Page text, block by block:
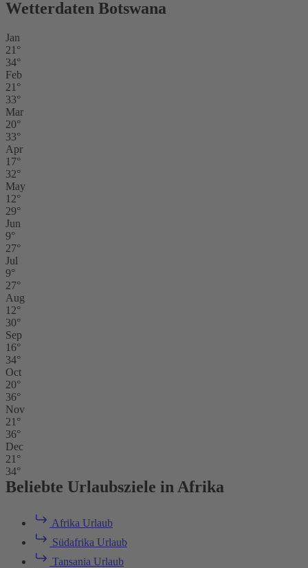
Wetterdaten Botswana
Jan
21°
34°
Feb
21°
33°
Mar
20°
33°
Apr
17°
32°
May
12°
29°
Jun
9°
27°
Jul
9°
27°
Aug
12°
30°
Sep
16°
34°
Oct
20°
36°
Nov
21°
36°
Dec
21°
34°
Beliebte Urlaubsziele in Afrika
Afrika Urlaub
Südafrika Urlaub
Tansania Urlaub